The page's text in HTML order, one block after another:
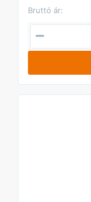
Bruttó ár: